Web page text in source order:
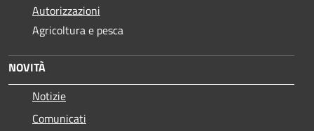
Autorizzazioni
Agricoltura e pesca
NOVITÀ
Notizie
Comunicati